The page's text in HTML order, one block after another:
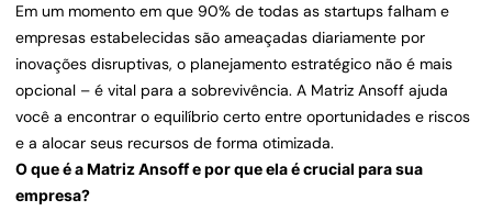
Em um momento em que 90% de todas as startups falham e
empresas estabelecidas são ameaçadas diariamente por
inovações disruptivas, o planejamento estratégico não é mais
opcional – é vital para a sobrevivência. A Matriz Ansoff ajuda
você a encontrar o equilíbrio certo entre oportunidades e riscos
e a alocar seus recursos de forma otimizada.
O que é a Matriz Ansoff e por que ela é crucial para sua
empresa?